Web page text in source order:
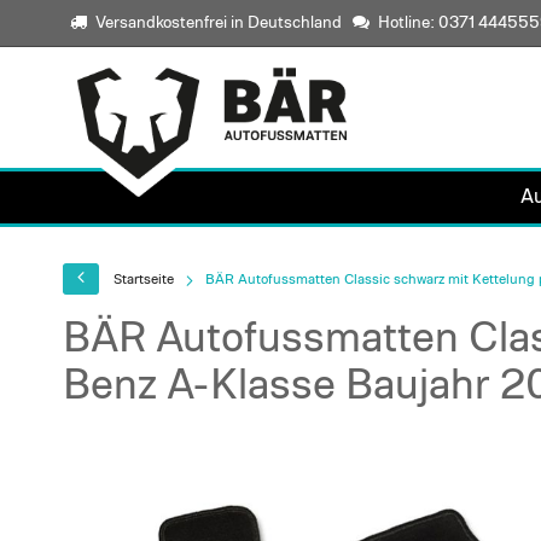
Versandkostenfrei in Deutschland Hotline: 0371
Startseite BÄR Autofussmatten Classic schwarz mit
BÄR Autofussmatten
Benz A-Klasse Baujahr